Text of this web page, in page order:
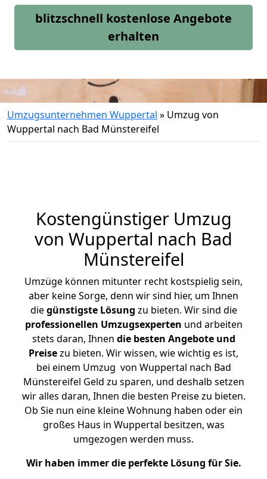
blitzschnell kostenlose Angebote
erhalten
Umzugsunternehmen Wuppertal » Umzug von
Wuppertal nach Bad Münstereifel
Kostengünstiger Umzug
von Wuppertal nach Bad
Münstereifel
Umzüge können mitunter recht kostspielig sein,
aber keine Sorge, denn wir sind hier, um Ihnen
diegünstigste Lösung zu bieten. Wir sind die
professionellen Umzugsexperten und arbeiten
stets daran, Ihnen die besten Angebote und
Preisezu bieten. Wir wissen, wie wichtig es ist,
bei einem Umzug von Wuppertal nach Bad
Münstereifel Geld zu sparen, und deshalb setzen
wir alles daran, Ihnen die besten Preise zu bieten.
Ob Sie nun eine kleine Wohnung haben oder ein
großes Haus in Wuppertal besitzen, was
umgezogen werden muss.
Wir haben immer die perfekte Lösung für Sie.